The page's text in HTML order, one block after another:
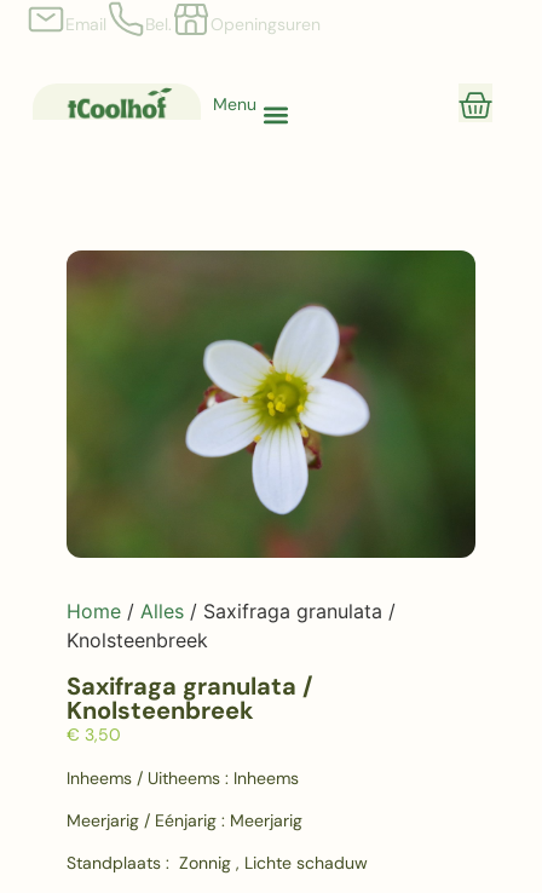
Email Bel. Openingsuren
Menu
Home/ Alles/ Saxifraga granulata /
Knolsteenbreek
Saxifraga granulata /
Knolsteenbreek
€ 3,50
Inheems / Uitheems : Inheems
Meerjarig / Eénjarig : Meerjarig
Standplaats : Zonnig , Lichte schaduw